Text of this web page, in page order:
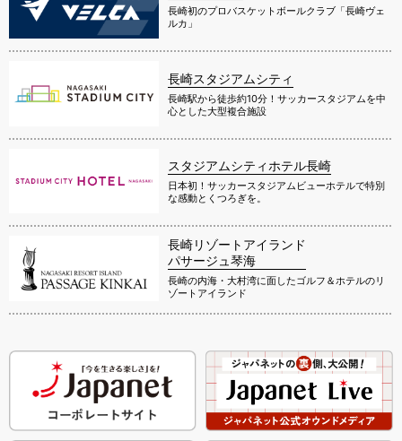
長崎初のプロバスケットボールクラブ「長崎ヴェ
ルカ」
長崎スタジアムシティ
長崎駅から徒歩約10分！サッカースタジアムを中
心とした大型複合施設
スタジアムシティホテル長崎
日本初！サッカースタジアムビューホテルで特別
な感動とくつろぎを。
長崎リゾートアイランド
パサージュ琴海
長崎の内海・大村湾に面したゴルフ＆ホテルのリ
ゾートアイランド